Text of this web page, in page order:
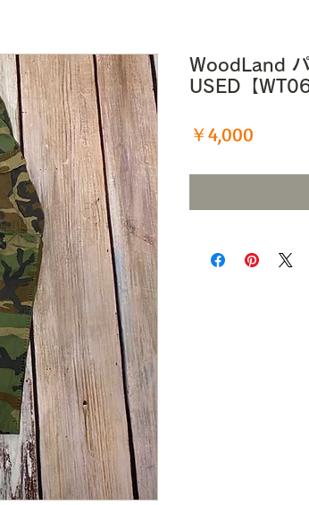
WoodLand
USED【
￥4,000